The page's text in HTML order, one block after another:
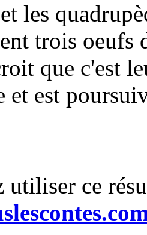
les
trois oeufs
que c'est
et est
utiliser ce